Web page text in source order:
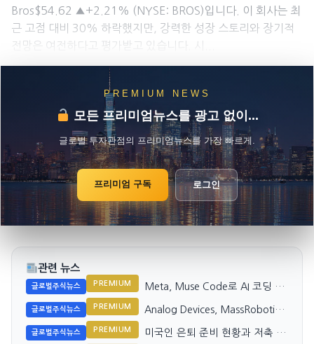
Bros$54.62 ▲+2.21% (NYSE: BROS)입니다. 이 회사는 최
근 고점 대비 30% 하락했지만, 강력한 성장 스토리와 장기적
전망은 여전하다고 평가받고 있습니다. 시...
PREMIUM NEWS
모든 프리미엄뉴스를 광고 없이...
글로벌 투자관점의 프리미엄뉴스를 가장 빠르게.
프리미엄 구독 로그인
관련 뉴스
글로벌주식뉴스 PREMIUM
Meta, Muse Code로 AI 코딩 시
글로벌주식뉴스 PREMIUM
Analog Devices, MassRobotics
글로벌주식뉴스 PREMIUM
미국인 은퇴 준비 현황과 저축 포